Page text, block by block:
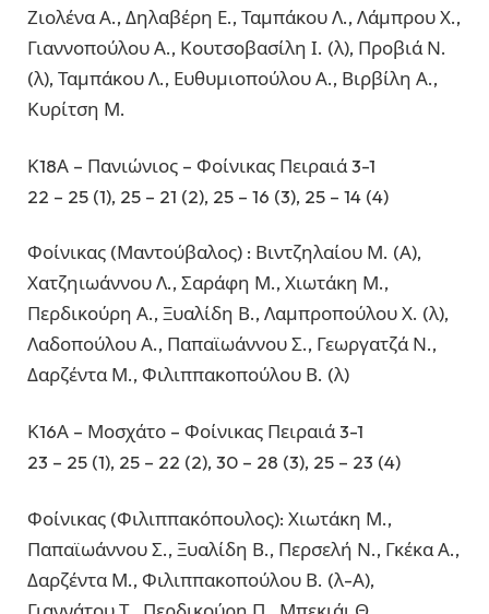
Ζιολένα Α., Δηλαβέρη Ε., Ταμπάκου Λ., Λάμπρου Χ.,
Γιαννοπούλου Α., Κουτσοβασίλη Ι. (λ), Προβιά Ν.
(λ), Ταμπάκου Λ., Ευθυμιοπούλου Α., Βιρβίλη Α.,
Κυρίτση Μ.
Κ18Α – Πανιώνιος – Φοίνικας Πειραιά 3-1
22 – 25 (1), 25 – 21 (2), 25 – 16 (3), 25 – 14 (4)
Φοίνικας (Μαντούβαλος) : Βιντζηλαίου Μ. (Α),
Χατζηιωάννου Λ., Σαράφη Μ., Χιωτάκη Μ.,
Περδικούρη Α., Ξυαλίδη Β., Λαμπροπούλου Χ. (λ),
Λαδοπούλου Α., Παπαϊωάννου Σ., Γεωργατζά Ν.,
Δαρζέντα Μ., Φιλιππακοπούλου Β. (λ)
Κ16Α – Μοσχάτο – Φοίνικας Πειραιά 3-1
23 – 25 (1), 25 – 22 (2), 30 – 28 (3), 25 – 23 (4)
Φοίνικας (Φιλιππακόπουλος): Χιωτάκη Μ.,
Παπαϊωάννου Σ., Ξυαλίδη Β., Περσελή Ν., Γκέκα Α.,
Δαρζέντα Μ., Φιλιππακοπούλου Β. (λ-Α),